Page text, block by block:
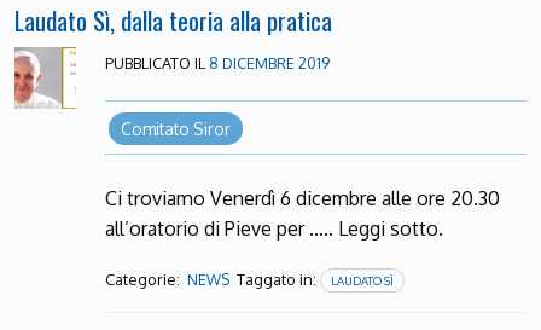
Laudato Sì, dalla teoria alla pratica
PUBBLICATO IL 8 DICEMBRE 2019
Comitato Siror
Ci troviamo Venerdì 6 dicembre alle ore 20.30
all’oratorio di Pieve per ….. Leggi sotto.
Categorie: NEWS Taggato in: LAUDATO SÌ